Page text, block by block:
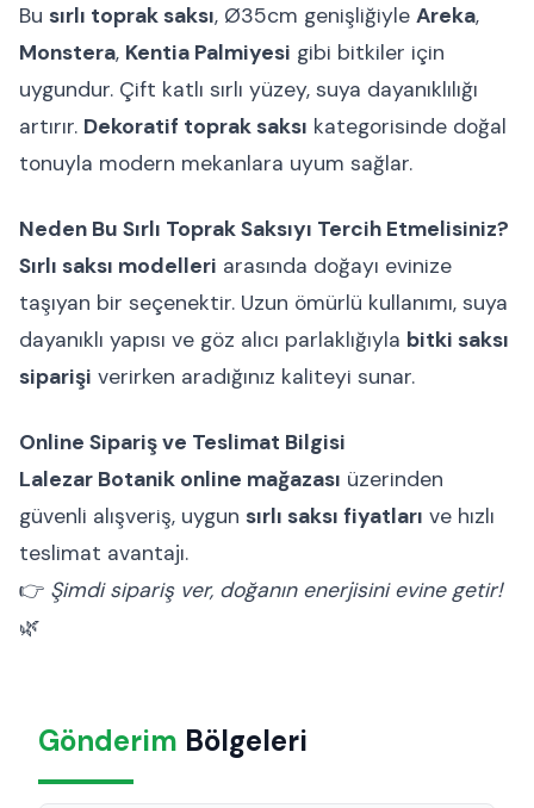
Bu sırlı toprak saksı, Ø35cm genişliğiyle Areka,
Monstera, Kentia Palmiyesi gibi bitkiler için
uygundur. Çift katlı sırlı yüzey, suya dayanıklılığı
artırır. Dekoratif toprak saksı kategorisinde doğal
tonuyla modern mekanlara uyum sağlar.
Neden Bu Sırlı Toprak Saksıyı Tercih Etmelisiniz?
Sırlı saksı modelleri arasında doğayı evinize
taşıyan bir seçenektir. Uzun ömürlü kullanımı, suya
dayanıklı yapısı ve göz alıcı parlaklığıyla bitki saksı
siparişi verirken aradığınız kaliteyi sunar.
Online Sipariş ve Teslimat Bilgisi
Lalezar Botanik online mağazası üzerinden
güvenli alışveriş, uygun sırlı saksı fiyatları ve hızlı
teslimat avantajı.
👉 Şimdi sipariş ver, doğanın enerjisini evine getir!
🌿
Gönderim Bölgeleri